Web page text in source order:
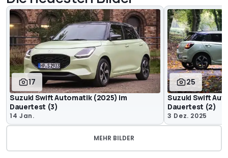
17
Suzuki Swift Automatik (2025) im
Dauertest (3)
14 Jan.
25
Suzuki Swift
Dauertest (2)
3 Dez. 2025
MEHR BILDER